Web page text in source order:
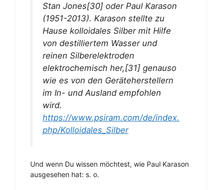
Stan Jones[30] oder Paul Karason
(1951-2013). Karason stellte zu
Hause kolloidales Silber mit Hilfe
von destilliertem Wasser und
reinen Silberelektroden
elektrochemisch her,[31] genauso
wie es von den Geräteherstellern
im In- und Ausland empfohlen
wird.
https://www.psiram.com/de/index.
php/Kolloidales_Silber
Und wenn Du wissen möchtest, wie Paul Karason
ausgesehen hat: s. o.